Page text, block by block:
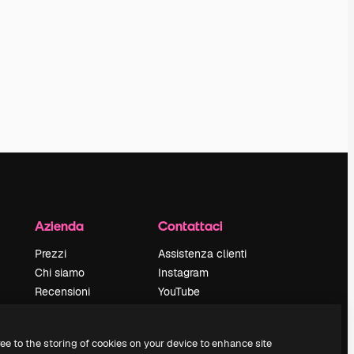
Azienda
Prezzi
Chi siamo
Recensioni
Blog
Contattaci
Assistenza clienti
Instagram
YouTube
Discord
to the storing of cookies on your device to enhance site